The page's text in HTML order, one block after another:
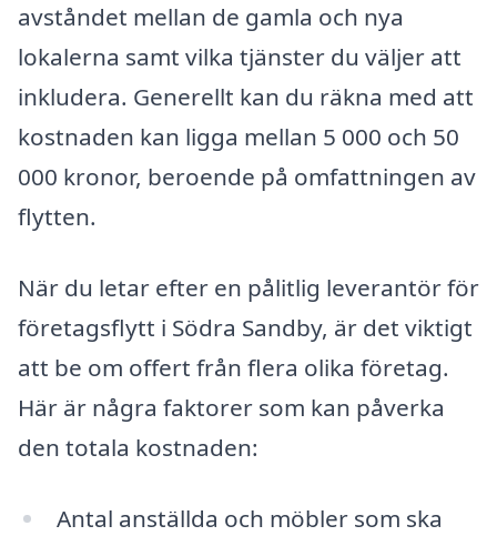
avståndet mellan de gamla och nya
lokalerna samt vilka tjänster du väljer att
inkludera. Generellt kan du räkna med att
kostnaden kan ligga mellan 5 000 och 50
000 kronor, beroende på omfattningen av
flytten.
När du letar efter en pålitlig leverantör för
företagsflytt i Södra Sandby, är det viktigt
att be om offert från flera olika företag.
Här är några faktorer som kan påverka
den totala kostnaden:
Antal anställda och möbler som ska